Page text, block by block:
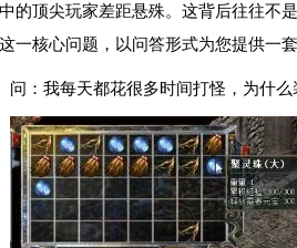
的顶尖玩家差距悬殊。这背后往往不
一核心问题，以问答形式为您提供一
问：我每天都花很多时间打怪，为什